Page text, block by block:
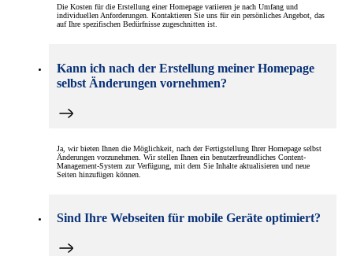
Die Kosten für die Erstellung einer Homepage variieren je nach Umfang und
individuellen Anforderungen. Kontaktieren Sie uns für ein persönliches Angebot, das
auf Ihre spezifischen Bedürfnisse zugeschnitten ist.
Kann ich nach der Erstellung meiner Homepage
selbst Änderungen vornehmen?
Ja, wir bieten Ihnen die Möglichkeit, nach der Fertigstellung Ihrer Homepage selbst
Änderungen vorzunehmen. Wir stellen Ihnen ein benutzerfreundliches Content-
Management-System zur Verfügung, mit dem Sie Inhalte aktualisieren und neue
Seiten hinzufügen können.
Sind Ihre Webseiten für mobile Geräte optimiert?